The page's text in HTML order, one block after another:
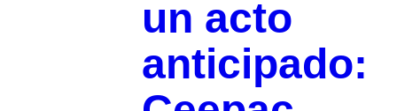
un acto
anticipado: